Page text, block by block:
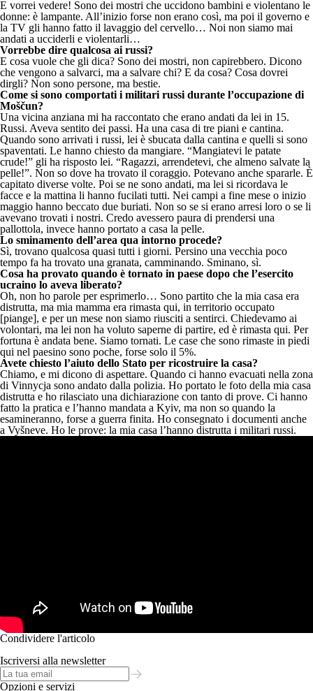
E vorrei vedere! Sono dei mostri che uccidono bambini e violentano le
donne: è lampante. All’inizio forse non erano così, ma poi il governo e
la TV gli hanno fatto il lavaggio del cervello… Noi non siamo mai
andati a ucciderli e violentarli…
Vorrebbe dire qualcosa ai russi?
E cosa vuole che gli dica? Sono dei mostri, non capirebbero. Dicono
che vengono a salvarci, ma a salvare chi? E da cosa? Cosa dovrei
dirgli? Non sono persone, ma bestie.
Come si sono comportati i militari russi durante l’occupazione di
Moščun?
Una vicina anziana mi ha raccontato che erano andati da lei in 15.
Russi. Aveva sentito dei passi. Ha una casa di tre piani e cantina.
Quando sono arrivati i russi, lei è sbucata dalla cantina e quelli si sono
spaventati. Le hanno chiesto da mangiare. “Mangiatevi le patate
crude!” gli ha risposto lei. “Ragazzi, arrendetevi, che almeno salvate la
pelle!”. Non so dove ha trovato il coraggio. Potevano anche spararle. È
capitato diverse volte. Poi se ne sono andati, ma lei si ricordava le
facce e la mattina li hanno fucilati tutti. Nei campi a fine mese o inizio
maggio hanno beccato due buriati. Non so se si erano arresi loro o se li
avevano trovati i nostri. Credo avessero paura di prendersi una
pallottola, invece hanno portato a casa la pelle.
Lo sminamento dell’area qua intorno procede?
Sì, trovano qualcosa quasi tutti i giorni. Persino una vecchia poco
tempo fa ha trovato unа granata, camminando. Sminano, sì.
Cosa ha provato quando è tornato in paese dopo che l’esercito
ucraino lo aveva liberato?
Oh, non ho parole per esprimerlo… Sono partito che la mia casa era
distrutta, ma mia mamma era rimasta qui, in territorio occupato
[piange], e per un mese non siamo riusciti a sentirci. Chiedevamo ai
volontari, ma lei non ha voluto saperne di partire, ed è rimasta qui. Per
fortuna è andata bene. Siamo tornati. Le case che sono rimaste in piedi
qui nel paesino sono poche, forse solo il 5%.
Avete chiesto l’aiuto dello Stato per ricostruire la casa?
Chiamo, e mi dicono di aspettare. Quando ci hanno evacuati nella zona
di Vinnycja sono andato dalla polizia. Ho portato le foto della mia casa
distrutta e ho rilasciato una dichiarazione con tanto di prove. Ci hanno
fatto la pratica e l’hanno mandata a Kyiv, ma non so quando la
esamineranno, forse a guerra finita. Ho consegnato i documenti anche
a Vyšneve. Ho le prove: la mia casa l’hanno distrutta i militari russi.
Condividere l'articolo
Iscriversi alla newsletter
Opzioni e servizi